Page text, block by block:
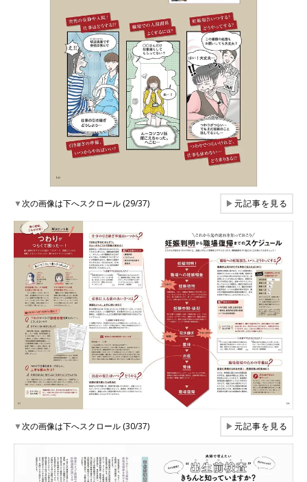
▼次の画像は下へスクロール (29/37) ▶元記事を見る
▼次の画像は下へスクロール (30/37) ▶元記事を見る